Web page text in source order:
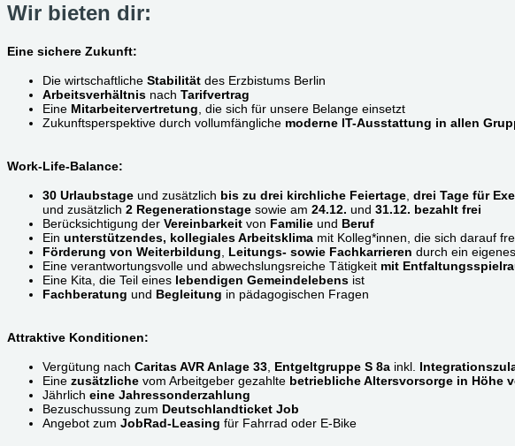
Wir bieten dir:
Eine sichere Zukunft:
Die wirtschaftliche Stabilität des Erzbistums Berlin
Arbeitsverhältnis nach Tarifvertrag
Eine Mitarbeitervertretung , die sich für unsere Belange einsetzt
Zukunftsperspektive durch vollumfängliche moderne IT-Ausstattung in allen
Work-Life-Balance:
30 Urlaubstage und zusätzlich bis zu drei kirchliche Feiertage drei Tage für
und zusätzlich 2 Regenerationstage sowie am 24.12. und 31.12. bezahlt frei
Berücksichtigung der Vereinbarkeit von Familie und Beruf
Ein unterstützendes, kollegiales Arbeitsklima mit Kolleg*innen, die sich darauf
Förderung von Weiterbildung
Leitungs- sowie Fachkarrieren durch ein
Eine verantwortungsvolle und abwechslungsreiche Tätigkeit mit
Eine Kita, die Teil eines lebendigen Gemeindelebens ist
Fachberatung und Begleitung in pädagogischen Fragen
Attraktive Konditionen:
Vergütung nach Caritas AVR Anlage 33 Entgeltgruppe S 8a inkl.
Eine zusätzliche vom Arbeitgeber gezahlte betriebliche Altersvorsorge in Höhe
Jährlich eine Jahressonderzahlung
Bezuschussung zum Deutschlandticket Job
Angebot zum JobRad-Leasing für Fahrrad oder E-Bike